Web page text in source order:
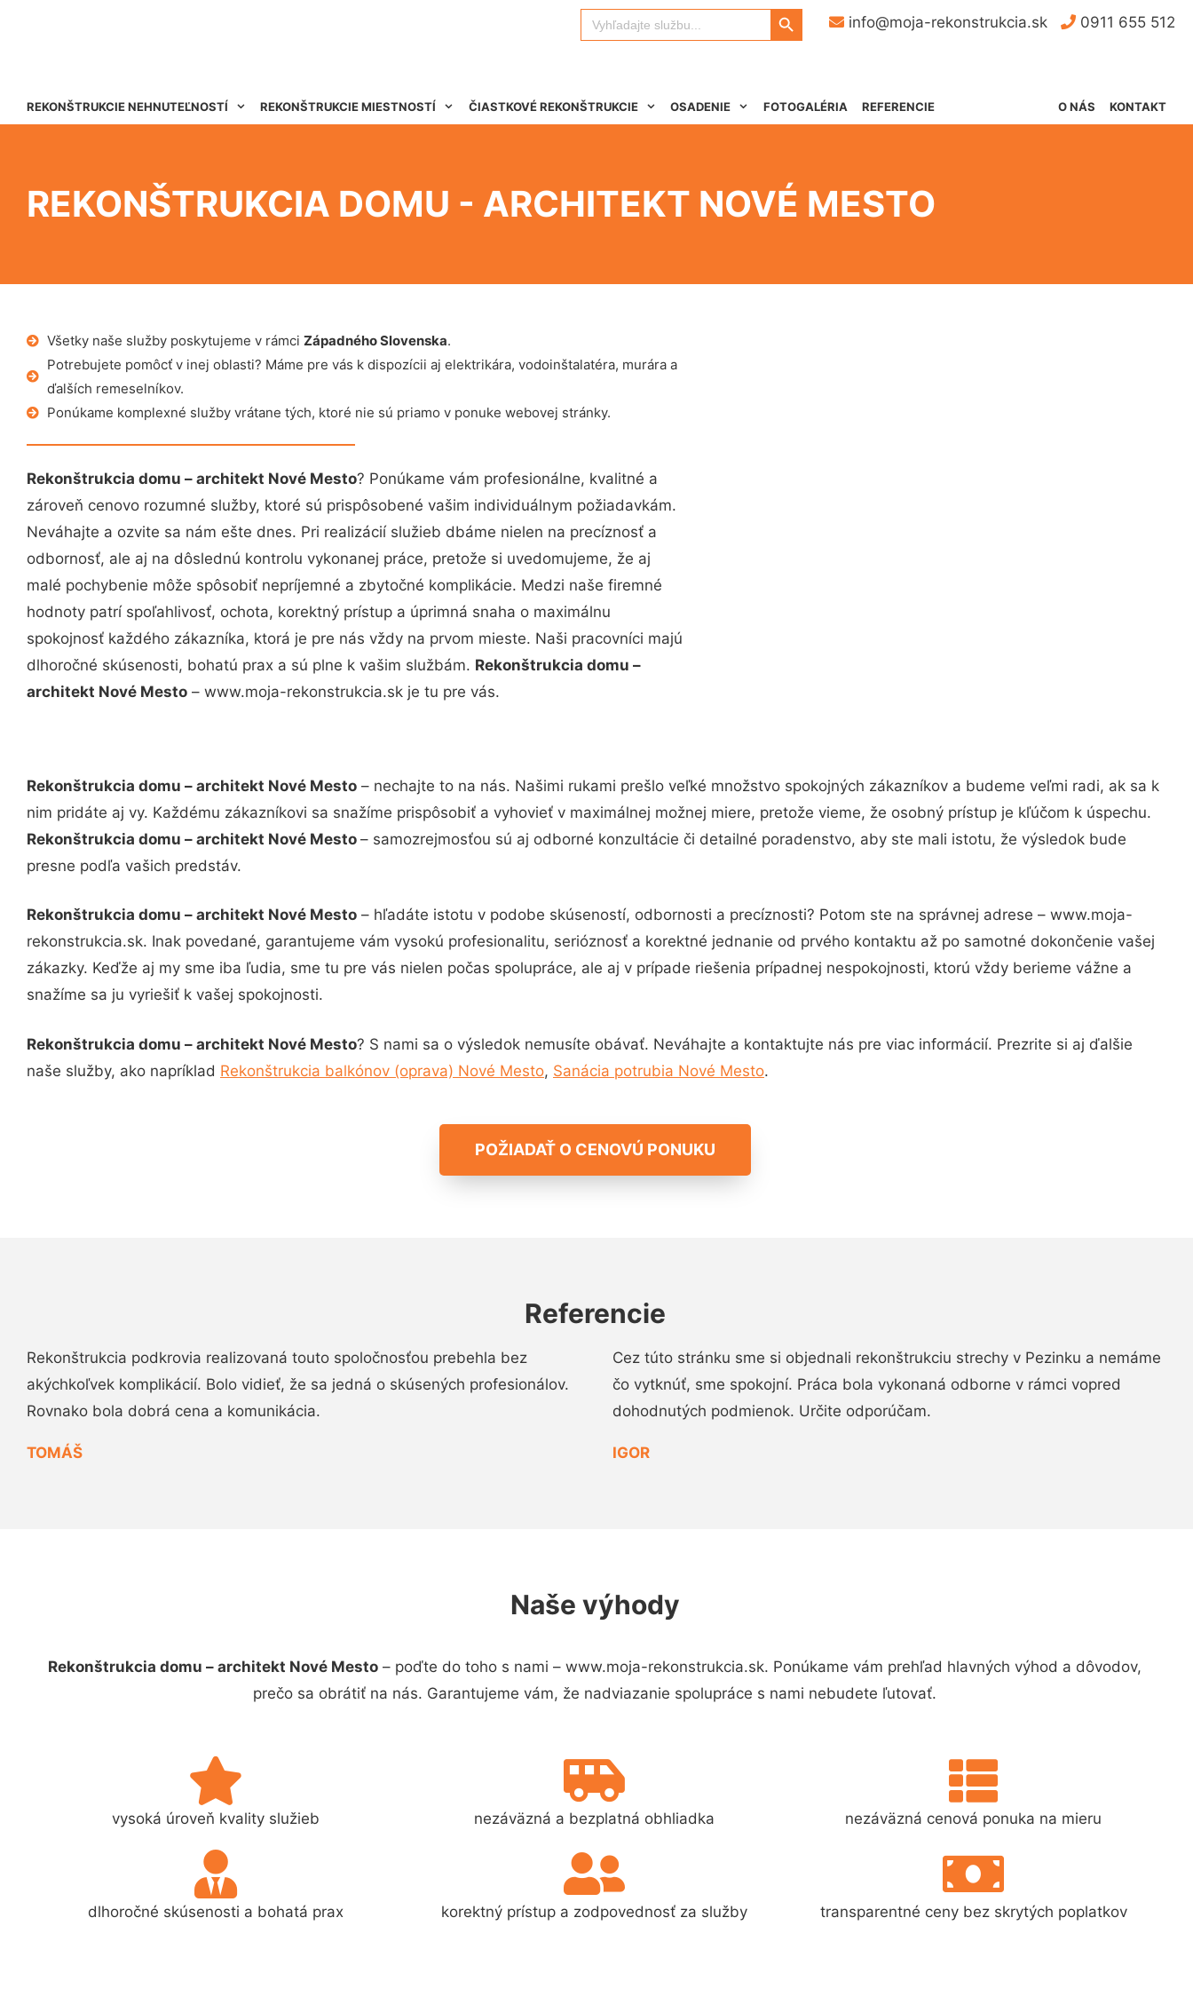
info@moja-rekonstrukcia.sk 0911 655 512
Search
for:
Search Button
REKONŠTRUKCIE NEHNUTEĽNOSTÍ REKONŠTRUKCIE MIESTNOSTÍ ČIASTKOVÉ REKONŠTRUKCIE OSADENIE FOTOGALÉRIA REFERENCIE KONTAKT
O NÁS
REKONŠTRUKCIA DOMU - ARCHITEKT NOVÉ MESTO
Všetky naše služby poskytujeme v rámci Západného Slovenska.
Potrebujete pomôcť v inej oblasti? Máme pre vás k dispozícii aj elektrikára, vodoinštalatéra, murára a
ďalších remeselníkov.
Ponúkame komplexné služby vrátane tých, ktoré nie sú priamo v ponuke webovej stránky.
Rekonštrukcia domu – architekt Nové Mesto? Ponúkame vám profesionálne, kvalitné a
zároveň cenovo rozumné služby, ktoré sú prispôsobené vašim individuálnym požiadavkám.
Neváhajte a ozvite sa nám ešte dnes. Pri realizácií služieb dbáme nielen na precíznosť a
odbornosť, ale aj na dôslednú kontrolu vykonanej práce, pretože si uvedomujeme, že aj
malé pochybenie môže spôsobiť nepríjemné a zbytočné komplikácie. Medzi naše firemné
hodnoty patrí spoľahlivosť, ochota, korektný prístup a úprimná snaha o maximálnu
spokojnosť každého zákazníka, ktorá je pre nás vždy na prvom mieste. Naši pracovníci majú
dlhoročné skúsenosti, bohatú prax a sú plne k vašim službám. Rekonštrukcia domu –
architekt Nové Mesto – www.moja-rekonstrukcia.sk je tu pre vás.
Rekonštrukcia domu – architekt Nové Mesto – nechajte to na nás. Našimi rukami prešlo veľké množstvo spokojných zákazníkov a budeme veľmi radi, ak sa k
nim pridáte aj vy. Každému zákazníkovi sa snažíme prispôsobiť a vyhovieť v maximálnej možnej miere, pretože vieme, že osobný prístup je kľúčom k úspechu.
Rekonštrukcia domu – architekt Nové Mesto – samozrejmosťou sú aj odborné konzultácie či detailné poradenstvo, aby ste mali istotu, že výsledok bude
presne podľa vašich predstáv.
Rekonštrukcia domu – architekt Nové Mesto – hľadáte istotu v podobe skúseností, odbornosti a precíznosti? Potom ste na správnej adrese – www.moja-
rekonstrukcia.sk. Inak povedané, garantujeme vám vysokú profesionalitu, serióznosť a korektné jednanie od prvého kontaktu až po samotné dokončenie vašej
zákazky. Keďže aj my sme iba ľudia, sme tu pre vás nielen počas spolupráce, ale aj v prípade riešenia prípadnej nespokojnosti, ktorú vždy berieme vážne a
snažíme sa ju vyriešiť k vašej spokojnosti.
Rekonštrukcia domu – architekt Nové Mesto? S nami sa o výsledok nemusíte obávať. Neváhajte a kontaktujte nás pre viac informácií. Prezrite si aj ďalšie
naše služby, ako napríklad Rekonštrukcia balkónov (oprava) Nové Mesto, Sanácia potrubia Nové Mesto.
POŽIADAŤ O CENOVÚ PONUKU
Referencie
Rekonštrukcia podkrovia realizovaná touto spoločnosťou prebehla bez
akýchkoľvek komplikácií. Bolo vidieť, že sa jedná o skúsených profesionálov.
Rovnako bola dobrá cena a komunikácia.
TOMÁŠ
Cez túto stránku sme si objednali rekonštrukciu strechy v Pezinku a nemáme
čo vytknúť, sme spokojní. Práca bola vykonaná odborne v rámci vopred
dohodnutých podmienok. Určite odporúčam.
IGOR
Naše výhody
Rekonštrukcia domu – architekt Nové Mesto – poďte do toho s nami – www.moja-rekonstrukcia.sk. Ponúkame vám prehľad hlavných výhod a dôvodov,
prečo sa obrátiť na nás. Garantujeme vám, že nadviazanie spolupráce s nami nebudete ľutovať.
vysoká úroveň kvality služieb nezáväzná a bezplatná obhliadka nezáväzná cenová ponuka na mieru
dlhoročné skúsenosti a bohatá prax korektný prístup a zodpovednosť za služby transparentné ceny bez skrytých poplatkov